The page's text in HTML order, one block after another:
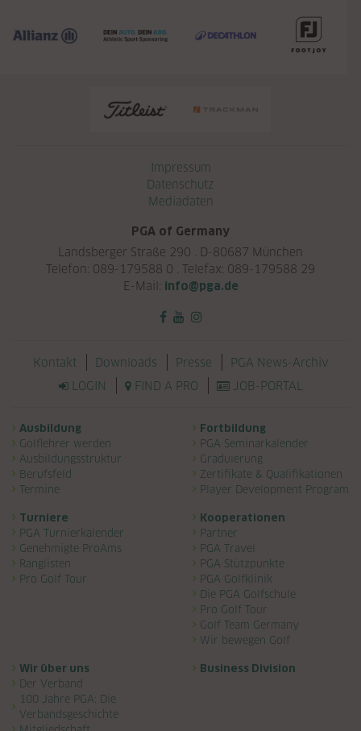
Impressum
Datenschutz
Mediadaten
PGA of Germany
Landsberger Straße 290 . D-80687 München
Telefon: 089-179588 0 . Telefax: 089-179588 29
E-Mail: info@pga.de
Navigation überspringen
Kontakt Downloads Presse
PGA News-Archiv
LOGIN
FIND A PRO JOB-PORTAL
Navigation überspringen
Ausbildung
Golflehrer werden
Ausbildungsstruktur
Berufsfeld
Termine
Fortbildung
PGA Seminarkalender
Graduierung
Zertifikate & Qualifikationen
Player Development Program
Turniere
PGA Turnierkalender
Genehmigte ProAms
Ranglisten
Pro Golf Tour
Kooperationen
Partner
PGA Travel
PGA Stützpunkte
PGA Golfklinik
Die PGA Golfschule
Pro Golf Tour
Golf Team Germany
Wir bewegen Golf
Wir über uns
Der Verband
100 Jahre PGA: Die
Verbandsgeschichte
Business Division